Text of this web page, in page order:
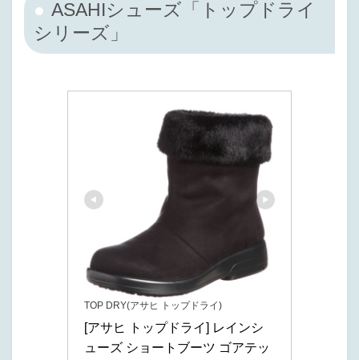
ASAHIシューズ「トップドライ
シリーズ」
TOP DRY(アサヒ トップドライ)
[アサヒ トップドライ] レインシ
ューズ ショートブーツ ゴアテッ